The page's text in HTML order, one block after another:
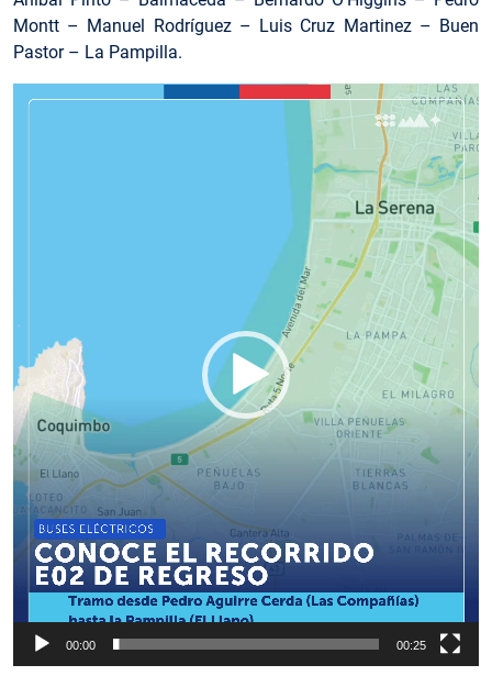
Montt – Manuel Rodríguez – Luis Cruz Martinez – Buen
Pastor – La Pampilla.
Reproductor
00:00 00:25